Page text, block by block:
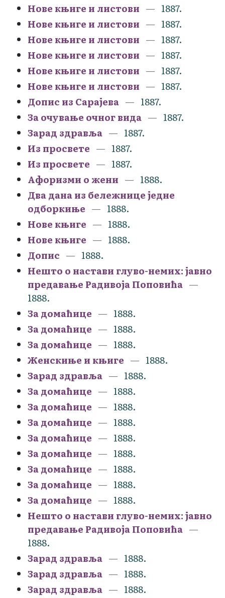
Нове књиге и листови
1887.
Нове књиге и листови
1887.
Нове књиге и листови
1887.
Нове књиге и листови
1887.
Нове књиге и листови
1887.
Нове књиге и листови
1887.
Допис из Сарајева
1887.
За очување очног вида
1887.
Зарад здравља
1887.
Из просвете
1887.
Из просвете
1887.
Афоризми о жени
1888.
Два дана из бележнице једне
одборкиње
1888.
Нове књиге
1888.
Нове књиге
1888.
Допис
1888.
Нешто о настави глуво-немих: јавно
предавање Радивоја Поповића
1888.
За домаћице
1888.
За домаћице
1888.
За домаћице
1888.
Женскиње и књиге
1888.
Зарад здравља
1888.
За домаћице
1888.
За домаћице
1888.
За домаћице
1888.
За домаћице
1888.
За домаћице
1888.
За домаћице
1888.
За домаћице
1888.
За домаћице
1888.
Нешто о настави глуво-немих: јавно
предавање Радивоја Поповића
1888.
Зарад здравља
1888.
Зарад здравља
1888.
Зарад здравља
1888.